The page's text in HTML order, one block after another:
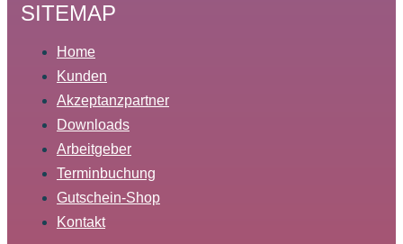
SITEMAP
Home
Kunden
Akzeptanzpartner
Downloads
Arbeitgeber
Terminbuchung
Gutschein-Shop
Kontakt